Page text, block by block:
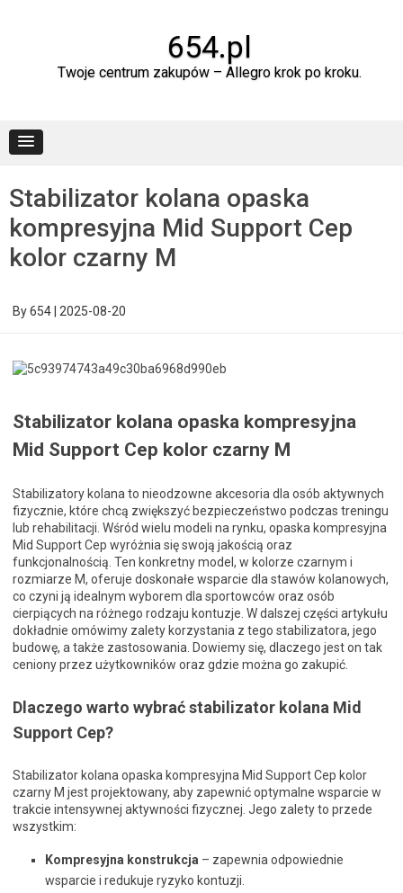
654.pl
Twoje centrum zakupów – Allegro krok po kroku.
Stabilizator kolana opaska
kompresyjna Mid Support Cep
kolor czarny M
By654 2025-08-20
Stabilizator kolana opaska kompresyjna
Mid Support Cep kolor czarny M
Stabilizatory kolana to nieodzowne akcesoria dla osób aktywnych
fizycznie, które chcą zwiększyć bezpieczeństwo podczas treningu
lub rehabilitacji. Wśród wielu modeli na rynku, opaska kompresyjna
Mid Support Cep wyróżnia się swoją jakością oraz
funkcjonalnością. Ten konkretny model, w kolorze czarnym i
rozmiarze M, oferuje doskonałe wsparcie dla stawów kolanowych,
co czyni ją idealnym wyborem dla sportowców oraz osób
cierpiących na różnego rodzaju kontuzje. W dalszej części artykułu
dokładnie omówimy zalety korzystania z tego stabilizatora, jego
budowę, a także zastosowania. Dowiemy się, dlaczego jest on tak
ceniony przez użytkowników oraz gdzie można go zakupić.
Dlaczego warto wybrać stabilizator kolana Mid
Support Cep?
Stabilizator kolana opaska kompresyjna Mid Support Cep kolor
czarny M jest projektowany, aby zapewnić optymalne wsparcie w
trakcie intensywnej aktywności fizycznej. Jego zalety to przede
wszystkim:
Kompresyjna konstrukcja – zapewnia odpowiednie
wsparcie i redukuje ryzyko kontuzji.